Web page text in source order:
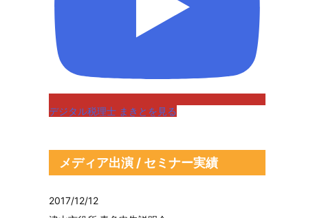
デジタル税理士 まきとを見る
メディア出演 / セミナー実績
2017/12/12